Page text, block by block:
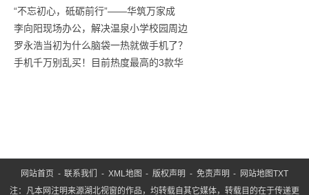
战！
商汤
“不忘初心，砥砺前行”——华筑万家成
李向阳现场办公，解决温泉小学校园周边
罗永浩当初为什么脑袋一热就做手机了？
手机千万别乱买！目前热度最高的3款华
网站首页 -联系我们 - XML地图 -版权声明 - 免责声明 - 网站地图TXT
注：凡本网注明来源湖北视窗的作品，均转载自其它媒体，转载目的在于传递更